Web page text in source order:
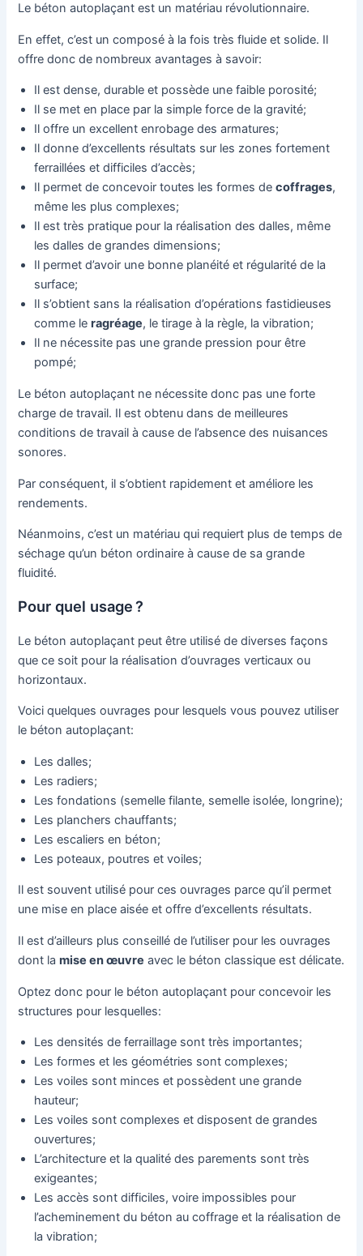
Le béton autoplaçant est un matériau révolutionnaire.
En effet, c’est un composé à la fois très fluide et solide. Il
offre donc de nombreux avantages à savoir:
Il est dense, durable et possède une faible porosité;
Il se met en place par la simple force de la gravité;
Il offre un excellent enrobage des armatures;
Il donne d’excellents résultats sur les zones fortement
ferraillées et difficiles d’accès;
Il permet de concevoir toutes les formes decoffrages,
même les plus complexes;
Il est très pratique pour la réalisation des dalles, même
les dalles de grandes dimensions;
Il permet d’avoir une bonne planéité et régularité de la
surface;
Il s’obtient sans la réalisation d’opérations fastidieuses
comme leragréage, le tirage à la règle, la vibration;
Il ne nécessite pas une grande pression pour être
pompé;
Le béton autoplaçant ne nécessite donc pas une forte
charge de travail. Il est obtenu dans de meilleures
conditions de travail à cause de l’absence des nuisances
sonores.
Par conséquent, il s’obtient rapidement et améliore les
rendements.
Néanmoins, c’est un matériau qui requiert plus de temps de
séchage qu’un béton ordinaire à cause de sa grande
fluidité.
Pour quel usage ?
Le béton autoplaçant peut être utilisé de diverses façons
que ce soit pour la réalisation d’ouvrages verticaux ou
horizontaux.
Voici quelques ouvrages pour lesquels vous pouvez utiliser
le béton autoplaçant:
Les dalles;
Les radiers;
Les fondations (semelle filante, semelle isolée, longrine);
Les planchers chauffants;
Les escaliers en béton;
Les poteaux, poutres et voiles;
Il est souvent utilisé pour ces ouvrages parce qu’il permet
une mise en place aisée et offre d’excellents résultats.
Il est d’ailleurs plus conseillé de l’utiliser pour les ouvrages
dont lamise en œuvre avec le béton classique est délicate.
Optez donc pour le béton autoplaçant pour concevoir les
structures pour lesquelles:
Les densités de ferraillage sont très importantes;
Les formes et les géométries sont complexes;
Les voiles sont minces et possèdent une grande
hauteur;
Les voiles sont complexes et disposent de grandes
ouvertures;
L’architecture et la qualité des parements sont très
exigeantes;
Les accès sont difficiles, voire impossibles pour
l’acheminement du béton au coffrage et la réalisation de
la vibration;